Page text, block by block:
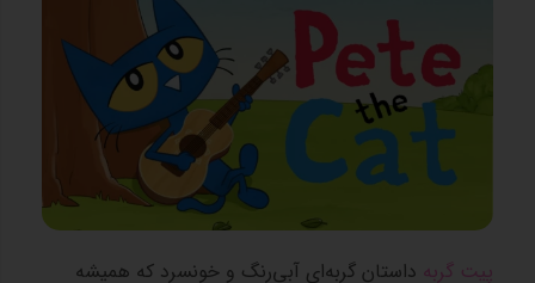
پیت گربه داستان گربه‌ای آبی‌رنگ و خونسرد که همیشه